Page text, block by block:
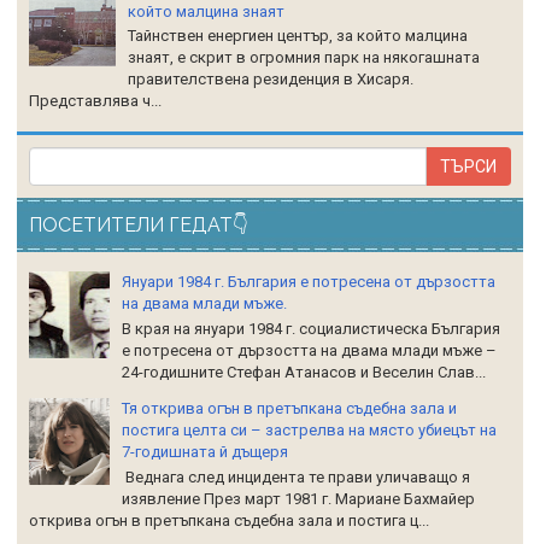
който малцина знаят
Тайнствен енергиен център, за който малцина
знаят, е скрит в огромния парк на някогашната
правителствена резиденция в Хисаря.
Представлява ч...
ПОСЕТИТЕЛИ ГЕДАТ👇
Януари 1984 г. България е потресена от дързостта
на двама млади мъже.
В края на януари 1984 г. социалистическа България
е потресена от дързостта на двама млади мъже –
24-годишните Стефан Атанасов и Веселин Слав...
Тя открива огън в претъпкана съдебна зала и
постига целта си – застрелва на място убиецът на
7-годишната й дъщеря
Веднага след инцидента те прави уличаващо я
изявление През март 1981 г. Мариане Бахмайер
открива огън в претъпкана съдебна зала и постига ц...